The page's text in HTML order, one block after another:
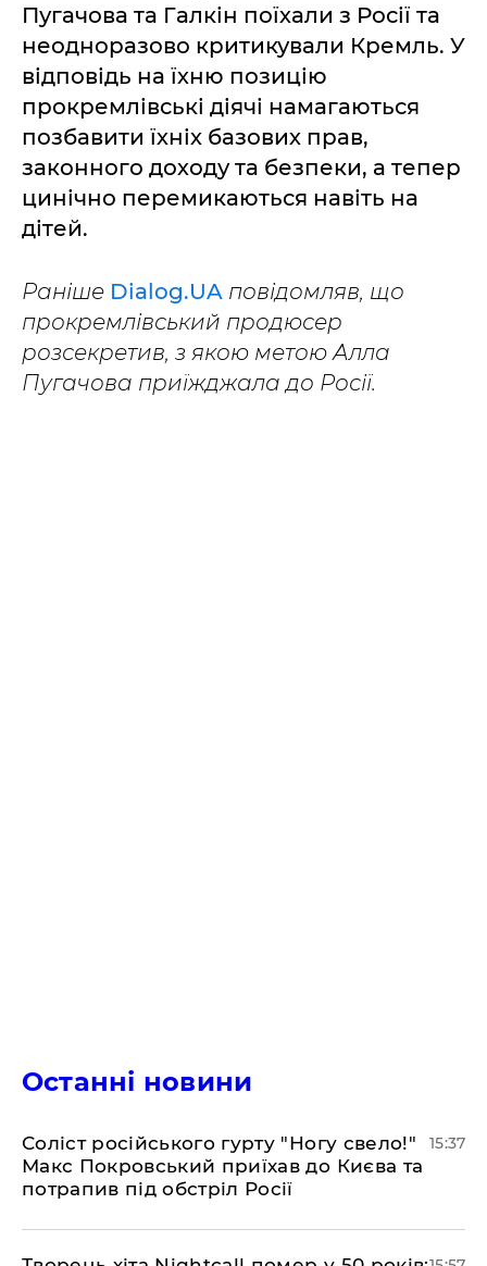
Пугачова та Галкін поїхали з Росії та
неодноразово критикували Кремль. У
відповідь на їхню позицію
прокремлівські діячі намагаються
позбавити їхніх базових прав,
законного доходу та безпеки, а тепер
цинічно перемикаються навіть на
дітей.
Раніше Dialog.UA повідомляв, що
прокремлівський продюсер
розсекретив, з якою метою Алла
Пугачова приїжджала до Росії.
Останні новини
Соліст російського гурту "Ногу свело!"
Макс Покровський приїхав до Києва та
потрапив під обстріл Росії
15:37